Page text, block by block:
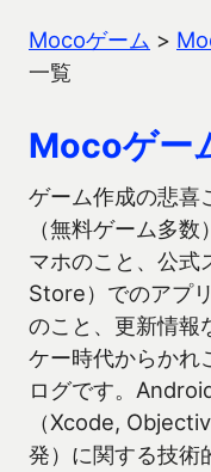
Mocoゲーム >
一覧
Mocoゲー
ゲーム作成の悲喜
（無料ゲーム多
マホのこと、公
Store）でのアプ
のこと、更新情報
ケー時代からかれ
ログです。
（Xcode,
発）に関する技術